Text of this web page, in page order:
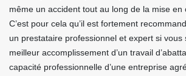
même un accident tout au long de la mise
C’est pour cela qu’il est fortement
un prestataire professionnel et expert si vous
meilleur accomplissement d’un travail
capacité professionnelle d’une entreprise